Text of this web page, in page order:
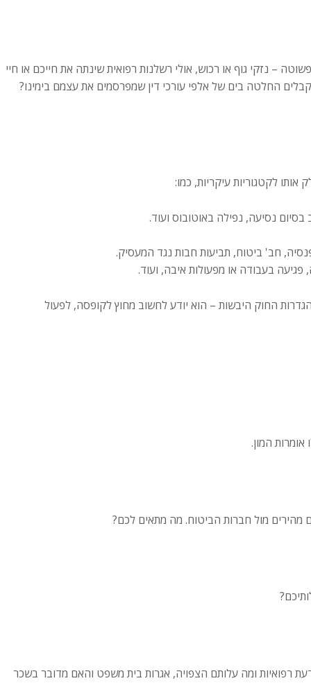
– נזקי גוף או רכוש, אולי רשלנות רפואית שינתה את חייכם או חיי
החלטה בים של אלפי עורכי דין שמפרסמים את עצמם בימינו?
אותו לקטגוריות עיקריות, כמו:
נסיעה, נפילה באוטובוס ועוד.
חב' ביטוח, תביעות חבות נגד המעסיק.
בעבודה או מפעולות איבה, ועוד.
החוק היבשות – הוא יודע לחשוב מחוץ לקופסה, לפעול
המון.
מהירים מול חברות הביטוח. מה מתאים לכם?
דעת רפואיות ומה עלותם הצפויה, אגרות בית משפט והאם מדובר בשכר